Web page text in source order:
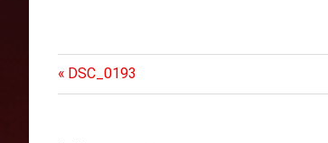
Inläggsnavigering
Föregående
inlägg:
DSC_0193